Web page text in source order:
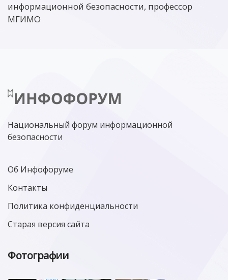
информационной безопасности, профессор
МГИМО
Национальный форум информационной
безопасности
Об Инфофоруме
Контакты
Политика конфиденциальности
Старая версия сайта
Фотографии